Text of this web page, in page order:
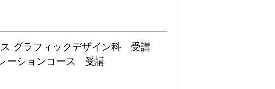
グラフィックデザイン科　受講
ーションコース　受講